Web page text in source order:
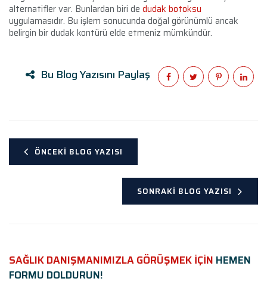
alternatifler var. Bunlardan biri de dudak botoksu
uygulamasıdır. Bu işlem sonucunda doğal görünümlü ancak
belirgin bir dudak kontürü elde etmeniz mümkündür.
Bu Blog Yazısını Paylaş
ÖNCEKI BLOG YAZISI
SONRAKI BLOG YAZISI
SAĞLIK DANIŞMANIMIZLA GÖRÜŞMEK İÇİN HEMEN
FORMU DOLDURUN!